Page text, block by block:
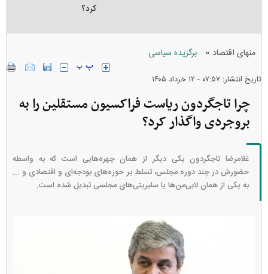
کرد؟
منهای اقتصاد » برگزیده سیاسی
تاریخ انتشار: ۰۷:۵۷ - ۱۲ خرداد ۱۴۰۵
چرا تاجگردون ریاست فراکسیون مستقلین را به
بروجردی واگذار کرد؟
غلامرضا تاجگردون یکی دیگر از همان چهره‌هایی است که به واسطه
حضورش در چند دوره مجلس، تسلط بر حوزه‌های بودجه‌ای و اقتصادی و ...
به یکی از همان لابی‌من‌ها یا سلبریتی‌های مجلسی تبدیل شده است.